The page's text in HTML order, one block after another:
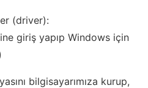
(driver):
giriş yapıp Windows için
bilgisayarımıza kurup,